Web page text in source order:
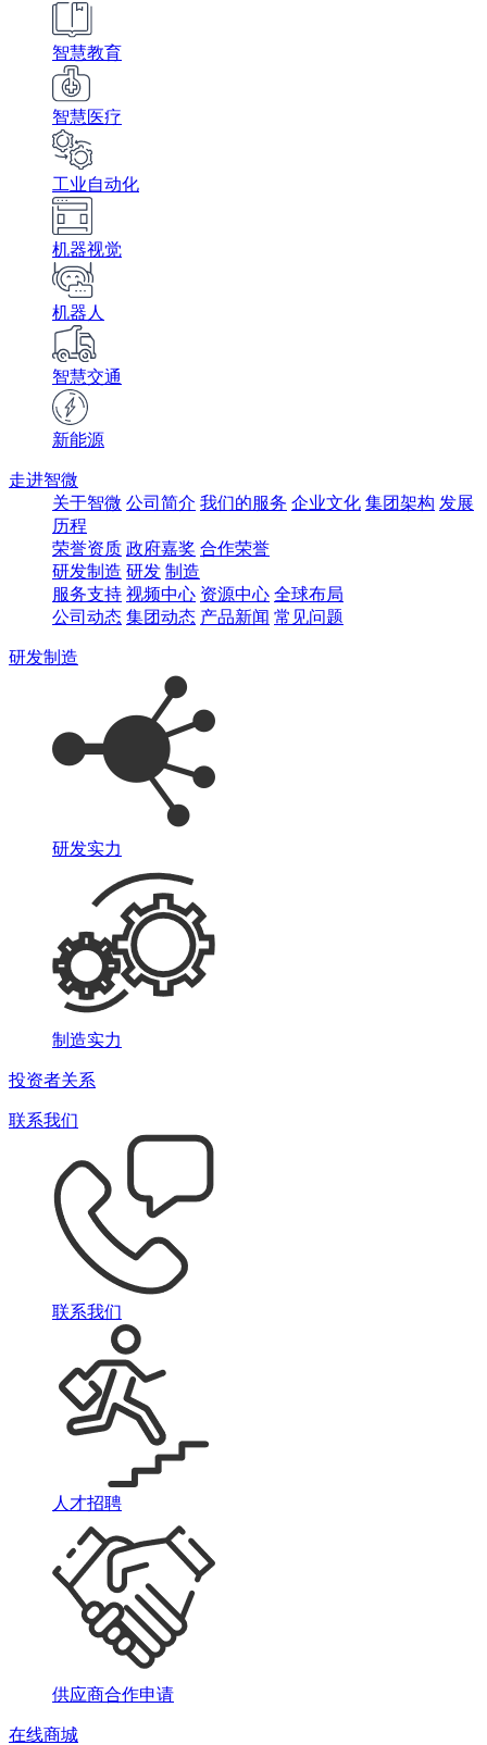
智慧教育
智慧医疗
工业自动化
机器视觉
机器人
智慧交通
新能源
走进智微
关于智微 公司简介 我们的服务 企业文化 集团架构 发展
历程
荣誉资质 政府嘉奖 合作荣誉
研发制造 研发 制造
服务支持 视频中心 资源中心 全球布局
公司动态 集团动态 产品新闻 常见问题
研发制造
研发实力
制造实力
投资者关系
联系我们
联系我们
人才招聘
供应商合作申请
在线商城